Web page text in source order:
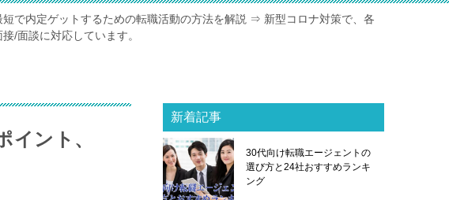
短で内定ゲットするための転職活動の方法を解説 ⇒ 新型コロナ対策で、各
/面談に対応しています。
イント、
新着記事
30代向け転職エージェントの
選び方と24社おすすめランキ
ング